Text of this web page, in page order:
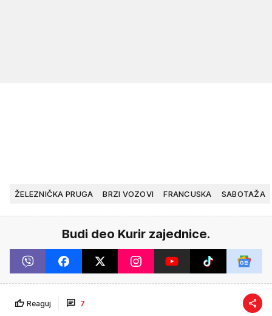
ŽELEZNIČKA PRUGA BRZI VOZOVI FRANCUSKA SABOTAŽA
Budi deo Kurir zajednice.
Reaguj 7